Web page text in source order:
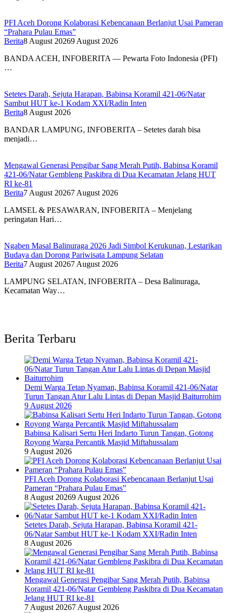
PFI Aceh Dorong Kolaborasi Kebencanaan Berlanjut Usai Pameran
“Prahara Pulau Emas”
Berita8 August 20269 August 2026
BANDA ACEH, INFOBERITA — Pewarta Foto Indonesia (PFI)
…
Setetes Darah, Sejuta Harapan, Babinsa Koramil 421-06/Natar
Sambut HUT ke-1 Kodam XXI/Radin Inten
Berita8 August 2026
BANDAR LAMPUNG, INFOBERITA – Setetes darah bisa
menjadi…
Mengawal Generasi Pengibar Sang Merah Putih, Babinsa Koramil
421-06/Natar Gembleng Paskibra di Dua Kecamatan Jelang HUT
RI ke-81
Berita7 August 20267 August 2026
LAMSEL & PESAWARAN, INFOBERITA – Menjelang
peringatan Hari…
Ngaben Masal Balinuraga 2026 Jadi Simbol Kerukunan, Lestarikan
Budaya dan Dorong Pariwisata Lampung Selatan
Berita7 August 20267 August 2026
LAMPUNG SELATAN, INFOBERITA – Desa Balinuraga,
Kecamatan Way…
Berita Terbaru
Demi Warga Tetap Nyaman, Babinsa Koramil 421-06/Natar
Turun Tangan Atur Lalu Lintas di Depan Masjid Baiturrohim
9 August 2026
Babinsa Kalisari Sertu Heri Indarto Turun Tangan, Gotong
Royong Warga Percantik Masjid Miftahussalam
9 August 2026
PFI Aceh Dorong Kolaborasi Kebencanaan Berlanjut Usai
Pameran “Prahara Pulau Emas”
8 August 20269 August 2026
Setetes Darah, Sejuta Harapan, Babinsa Koramil 421-
06/Natar Sambut HUT ke-1 Kodam XXI/Radin Inten
8 August 2026
Mengawal Generasi Pengibar Sang Merah Putih, Babinsa
Koramil 421-06/Natar Gembleng Paskibra di Dua Kecamatan
Jelang HUT RI ke-81
7 August 20267 August 2026